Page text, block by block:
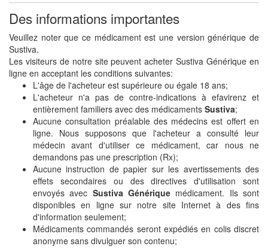
Des informations importantes
Veuillez noter que ce médicament est une version générique de
Sustiva.
Les visiteurs de notre site peuvent acheter Sustiva Générique en
ligne en acceptant les conditions suivantes:
L'âge de l'acheteur est supérieure ou égale 18 ans;
L'acheteur n'a pas de contre-indications à efavirenz et
entièrement familiers avec des médicaments Sustiva;
Aucune consultation préalable des médecins est offert en
ligne. Nous supposons que l'acheteur a consulté leur
médecin avant d'utiliser ce médicament, car nous ne
demandons pas une prescription (Rx);
Aucune instruction de papier sur les avertissements des
effets secondaires ou des directives d'utilisation sont
envoyés avec Sustiva Générique médicament. Ils sont
disponibles en ligne sur notre site Internet à des fins
d'information seulement;
Médicaments commandés seront expédiés en colis discret
anonyme sans divulguer son contenu;